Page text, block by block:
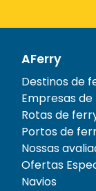
AFerry
Destinos de
Empresas
Rotas de
Portos de
Nossas
Ofertas
Navios